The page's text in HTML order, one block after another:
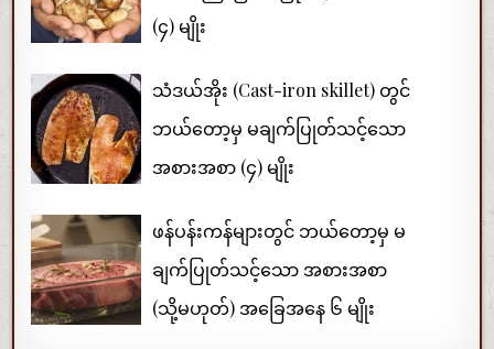
(၄) မျိုး
သံဒယ်အိုး (Cast-iron skillet) တွင်
ဘယ်တော့မှ မချက်ပြုတ်သင့်သော
အစားအစာ (၄) မျိုး
ဖန်ပန်းကန်များတွင် ဘယ်တော့မှ မ
ချက်ပြုတ်သင့်သော အစားအစာ
(သို့မဟုတ်) အခြေအနေ ၆ မျိုး